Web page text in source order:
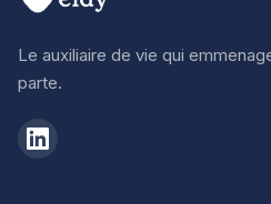
Le auxiliaire de vie qui
parte.